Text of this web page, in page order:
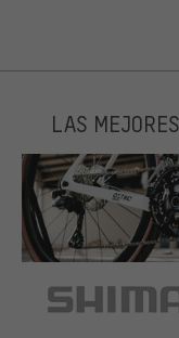
LAS